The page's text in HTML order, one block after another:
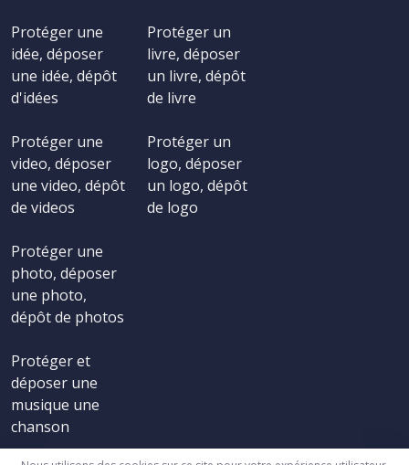
Protéger une
idée, déposer
une idée, dépôt
d'idées
Protéger une
video, déposer
une video, dépôt
de videos
Protéger une
photo, déposer
une photo,
dépôt de photos
Protéger et
déposer une
musique une
chanson
Protéger un
livre, déposer
un livre, dépôt
de livre
Protéger un
logo, déposer
un logo, dépôt
de logo